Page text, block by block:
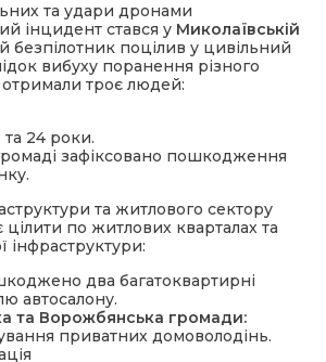
та удари дронами
інцидент стався у Миколаївській
безпілотник поцілив у цивільний
вибуху поранення різного
отримали троє людей:
та 24 роки.
зафіксовано пошкодження
та житлового сектору
по житлових кварталах та
інфраструктури:
два багатоквартирні
автосалону.
та Ворожбянська громади:
приватних домоволодінь.